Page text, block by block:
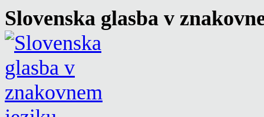
Slovenska glasba v